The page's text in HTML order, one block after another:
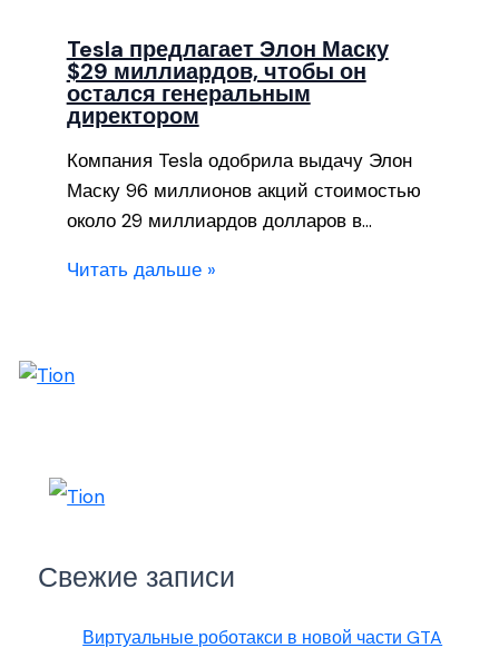
Tesla предлагает Элон Маску
$29 миллиардов, чтобы он
остался генеральным
директором
Компания Tesla одобрила выдачу Элон
Маску 96 миллионов акций стоимостью
около 29 миллиардов долларов в…
Читать дальше »
Свежие записи
Виртуальные роботакси в новой части GTA